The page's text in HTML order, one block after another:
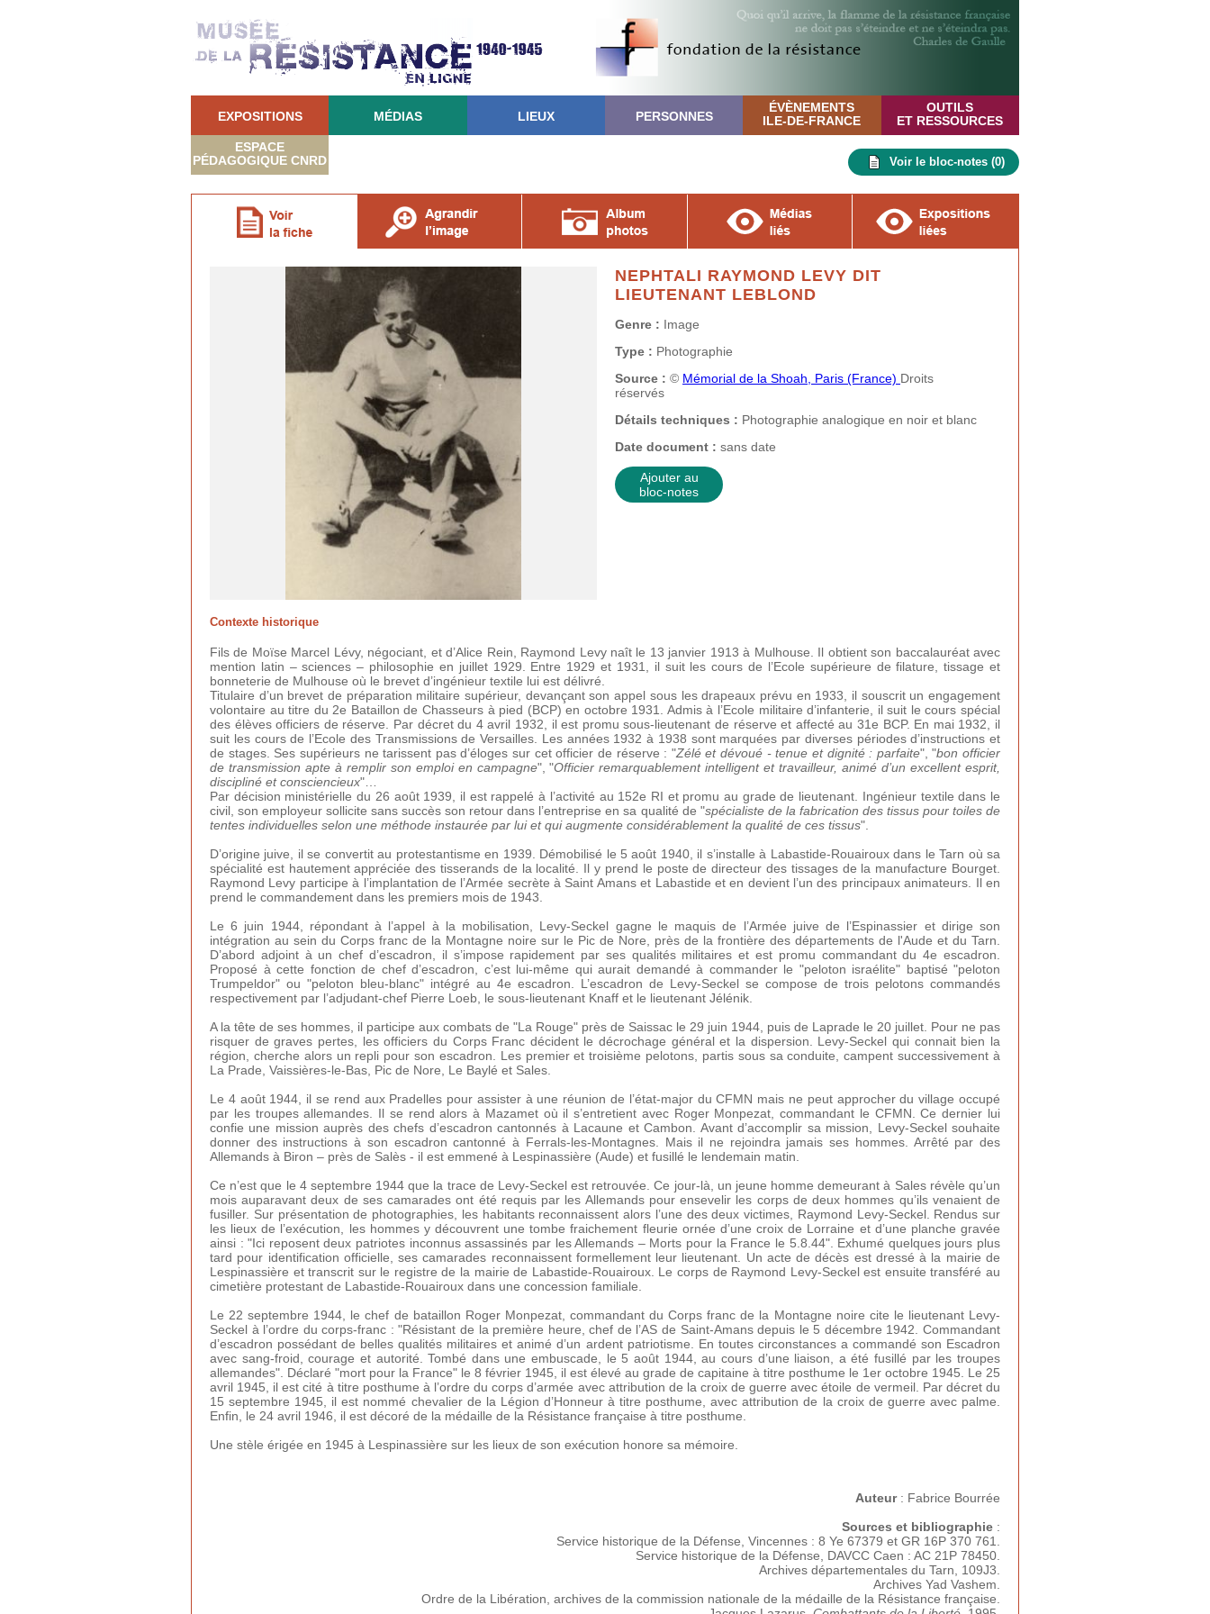
EXPOSITIONS MÉDIAS LIEUX PERSONNES
ÉVÈNEMENTS
ILE-DE-FRANCE
OUTILS
ET RESSOURCES
ESPACE
PÉDAGOGIQUE CNRD Voir le bloc-notes (0)
NEPHTALI RAYMOND LEVY DIT
LIEUTENANT LEBLOND
Genre : Image
Type : Photographie
Source : © Mémorial de la Shoah, Paris (France) Droits
réservés
Détails techniques : Photographie analogique en noir et blanc
Date document : sans date
Ajouter au
bloc-notes
Contexte historique
Fils de Moïse Marcel Lévy, négociant, et d’Alice Rein, Raymond Levy naît le 13 janvier 1913 à Mulhouse. Il obtient son baccalauréat avec
mention latin – sciences – philosophie en juillet 1929. Entre 1929 et 1931, il suit les cours de l’Ecole supérieure de filature, tissage et
bonneterie de Mulhouse où le brevet d’ingénieur textile lui est délivré.
Titulaire d’un brevet de préparation militaire supérieur, devançant son appel sous les drapeaux prévu en 1933, il souscrit un engagement
volontaire au titre du 2e Bataillon de Chasseurs à pied (BCP) en octobre 1931. Admis à l’Ecole militaire d’infanterie, il suit le cours spécial
des élèves officiers de réserve. Par décret du 4 avril 1932, il est promu sous-lieutenant de réserve et affecté au 31e BCP. En mai 1932, il
suit les cours de l’Ecole des Transmissions de Versailles. Les années 1932 à 1938 sont marquées par diverses périodes d’instructions et
de stages. Ses supérieurs ne tarissent pas d’éloges sur cet officier de réserve : "Zélé et dévoué - tenue et dignité : parfaite", "bon officier
de transmission apte à remplir son emploi en campagne", "Officier remarquablement intelligent et travailleur, animé d’un excellent esprit,
discipliné et consciencieux"…
Par décision ministérielle du 26 août 1939, il est rappelé à l’activité au 152e RI et promu au grade de lieutenant. Ingénieur textile dans le
civil, son employeur sollicite sans succès son retour dans l’entreprise en sa qualité de "spécialiste de la fabrication des tissus pour toiles de
tentes individuelles selon une méthode instaurée par lui et qui augmente considérablement la qualité de ces tissus".
D’origine juive, il se convertit au protestantisme en 1939. Démobilisé le 5 août 1940, il s’installe à Labastide-Rouairoux dans le Tarn où sa
spécialité est hautement appréciée des tisserands de la localité. Il y prend le poste de directeur des tissages de la manufacture Bourget.
Raymond Levy participe à l’implantation de l’Armée secrète à Saint Amans et Labastide et en devient l’un des principaux animateurs. Il en
prend le commandement dans les premiers mois de 1943.
Le 6 juin 1944, répondant à l’appel à la mobilisation, Levy-Seckel gagne le maquis de l’Armée juive de l’Espinassier et dirige son
intégration au sein du Corps franc de la Montagne noire sur le Pic de Nore, près de la frontière des départements de l'Aude et du Tarn.
D’abord adjoint à un chef d’escadron, il s’impose rapidement par ses qualités militaires et est promu commandant du 4e escadron.
Proposé à cette fonction de chef d’escadron, c’est lui-même qui aurait demandé à commander le "peloton israélite" baptisé "peloton
Trumpeldor" ou "peloton bleu-blanc" intégré au 4e escadron. L’escadron de Levy-Seckel se compose de trois pelotons commandés
respectivement par l’adjudant-chef Pierre Loeb, le sous-lieutenant Knaff et le lieutenant Jélénik.
A la tête de ses hommes, il participe aux combats de "La Rouge" près de Saissac le 29 juin 1944, puis de Laprade le 20 juillet. Pour ne pas
risquer de graves pertes, les officiers du Corps Franc décident le décrochage général et la dispersion. Levy-Seckel qui connait bien la
région, cherche alors un repli pour son escadron. Les premier et troisième pelotons, partis sous sa conduite, campent successivement à
La Prade, Vaissières-le-Bas, Pic de Nore, Le Baylé et Sales.
Le 4 août 1944, il se rend aux Pradelles pour assister à une réunion de l’état-major du CFMN mais ne peut approcher du village occupé
par les troupes allemandes. Il se rend alors à Mazamet où il s’entretient avec Roger Monpezat, commandant le CFMN. Ce dernier lui
confie une mission auprès des chefs d’escadron cantonnés à Lacaune et Cambon. Avant d’accomplir sa mission, Levy-Seckel souhaite
donner des instructions à son escadron cantonné à Ferrals-les-Montagnes. Mais il ne rejoindra jamais ses hommes. Arrêté par des
Allemands à Biron – près de Salès - il est emmené à Lespinassière (Aude) et fusillé le lendemain matin.
Ce n’est que le 4 septembre 1944 que la trace de Levy-Seckel est retrouvée. Ce jour-là, un jeune homme demeurant à Sales révèle qu’un
mois auparavant deux de ses camarades ont été requis par les Allemands pour ensevelir les corps de deux hommes qu’ils venaient de
fusiller. Sur présentation de photographies, les habitants reconnaissent alors l’une des deux victimes, Raymond Levy-Seckel. Rendus sur
les lieux de l’exécution, les hommes y découvrent une tombe fraichement fleurie ornée d’une croix de Lorraine et d’une planche gravée
ainsi : "Ici reposent deux patriotes inconnus assassinés par les Allemands – Morts pour la France le 5.8.44". Exhumé quelques jours plus
tard pour identification officielle, ses camarades reconnaissent formellement leur lieutenant. Un acte de décès est dressé à la mairie de
Lespinassière et transcrit sur le registre de la mairie de Labastide-Rouairoux. Le corps de Raymond Levy-Seckel est ensuite transféré au
cimetière protestant de Labastide-Rouairoux dans une concession familiale.
Le 22 septembre 1944, le chef de bataillon Roger Monpezat, commandant du Corps franc de la Montagne noire cite le lieutenant Levy-
Seckel à l’ordre du corps-franc : "Résistant de la première heure, chef de l’AS de Saint-Amans depuis le 5 décembre 1942. Commandant
d’escadron possédant de belles qualités militaires et animé d’un ardent patriotisme. En toutes circonstances a commandé son Escadron
avec sang-froid, courage et autorité. Tombé dans une embuscade, le 5 août 1944, au cours d’une liaison, a été fusillé par les troupes
allemandes". Déclaré "mort pour la France" le 8 février 1945, il est élevé au grade de capitaine à titre posthume le 1er octobre 1945. Le 25
avril 1945, il est cité à titre posthume à l’ordre du corps d’armée avec attribution de la croix de guerre avec étoile de vermeil. Par décret du
15 septembre 1945, il est nommé chevalier de la Légion d’Honneur à titre posthume, avec attribution de la croix de guerre avec palme.
Enfin, le 24 avril 1946, il est décoré de la médaille de la Résistance française à titre posthume.
Une stèle érigée en 1945 à Lespinassière sur les lieux de son exécution honore sa mémoire.
Auteur: Fabrice Bourrée
Sources et bibliographie :
Service historique de la Défense, Vincennes : 8 Ye 67379 et GR 16P 370 761.
Service historique de la Défense, DAVCC Caen : AC 21P 78450.
Archives départementales du Tarn, 109J3.
Archives Yad Vashem.
Ordre de la Libération, archives de la commission nationale de la médaille de la Résistance française.